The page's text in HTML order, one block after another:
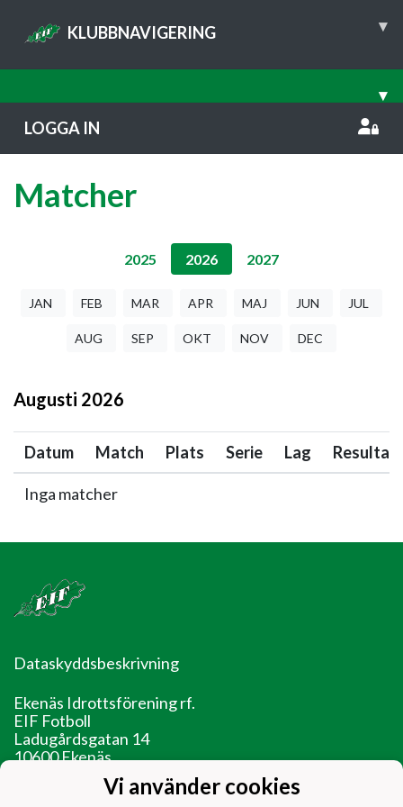
KLUBBNAVIGERING ▾
▾
LOGGA IN
Matcher
2025 2026 2027
JAN FEB MAR APR MAJ JUN JUL
AUG SEP OKT NOV DEC
Augusti 2026
Datum Match Plats Serie Lag Resultat
Inga matcher
Dataskyddsbeskrivning
Ekenäs Idrottsförening rf.
EIF Fotboll
Ladugårdsgatan 14
10600 Ekenäs
EIF - Laget före jaget!Vi använder cookies